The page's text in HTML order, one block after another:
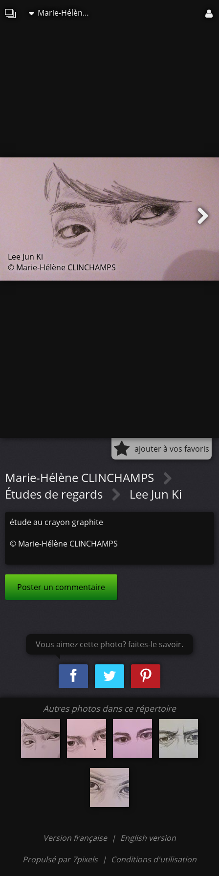
Marie-Hélène CLINCHAMPS
Lee Jun Ki
© Marie-Hélène CLINCHAMPS
ajouter à vos favoris
Marie-Hélène CLINCHAMPS
Études de regards
Lee Jun Ki
étude au crayon graphite
© Marie-Hélène CLINCHAMPS
Poster un commentaire
Vous aimez cette photo? faites-le savoir.
Autres photos dans ce répertoire
Version française | English version
Propulsé par 7pixels | Conditions d'utilisation